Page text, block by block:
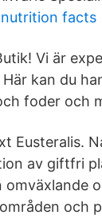
facts
Vi är
kan du
foder och
Eusteralis.
av giftfri
omväxlande
och